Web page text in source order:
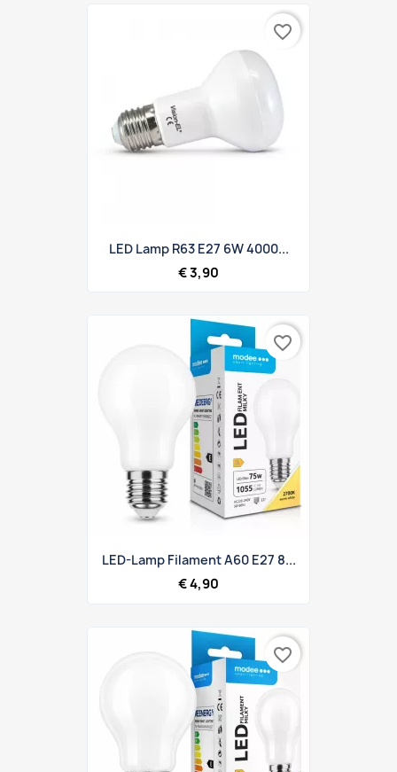
LED Lamp R63 E27 6W 4000...
€ 3,90
favorite_border
LED-Lamp Filament A60 E27 8...
€ 4,90
favorite_border
favorite_border